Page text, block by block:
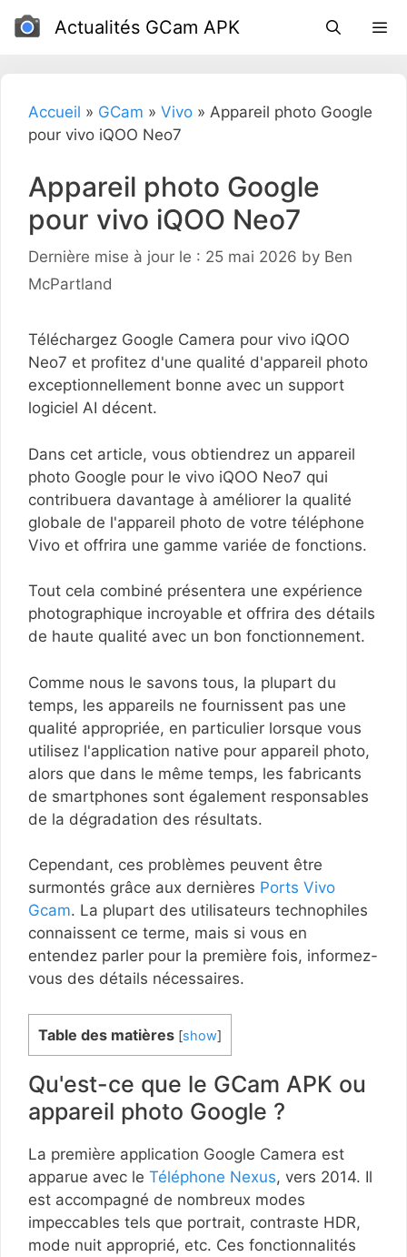
Passer
au
Actualités GCam APK
Accueil » GCam » Vivo » Appareil photo Google
pour vivo iQOO Neo7
Appareil photo Google
pour vivo iQOO Neo7
Dernière mise à jour le : 25 mai 2026 by Ben
McPartland
Téléchargez Google Camera pour vivo iQOO
Neo7 et profitez d'une qualité d'appareil photo
exceptionnellement bonne avec un support
logiciel AI décent.
Dans cet article, vous obtiendrez un appareil
photo Google pour le vivo iQOO Neo7 qui
contribuera davantage à améliorer la qualité
globale de l'appareil photo de votre téléphone
Vivo et offrira une gamme variée de fonctions.
Tout cela combiné présentera une expérience
photographique incroyable et offrira des détails
de haute qualité avec un bon fonctionnement.
Comme nous le savons tous, la plupart du
temps, les appareils ne fournissent pas une
qualité appropriée, en particulier lorsque vous
utilisez l'application native pour appareil photo,
alors que dans le même temps, les fabricants
de smartphones sont également responsables
de la dégradation des résultats.
Cependant, ces problèmes peuvent être
surmontés grâce aux dernières Ports Vivo
Gcam. La plupart des utilisateurs technophiles
connaissent ce terme, mais si vous en
entendez parler pour la première fois, informez-
vous des détails nécessaires.
Table des matières [show]
Qu'est-ce que le GCam APK ou
appareil photo Google ?
La première application Google Camera est
apparue avec le Téléphone Nexus, vers 2014. Il
est accompagné de nombreux modes
impeccables tels que portrait, contraste HDR,
mode nuit approprié, etc. Ces fonctionnalités